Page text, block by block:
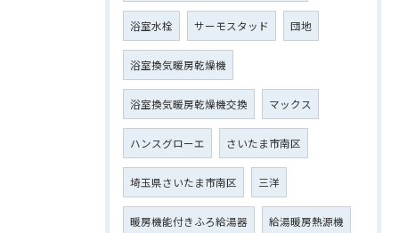
浴室水栓 サーモスタッド 団地
浴室換気暖房乾燥機
浴室換気暖房乾燥機交換 マックス
ハンスグローエ さいたま市南区
埼玉県さいたま市南区 三洋
暖房機能付きふろ給湯器 給湯暖房熱源機